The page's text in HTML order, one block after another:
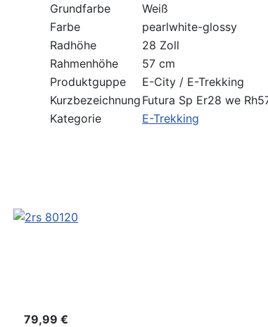
Grundfarbe
Weiß
Farbe
pearlwhite-glossy
Radhöhe
28 Zoll
Rahmenhöhe
57 cm
Produktguppe
E-City / E-Trekking
Kurzbezeichnung Futura Sp Er28 we
Kategorie
E-Trekking
79,99 €